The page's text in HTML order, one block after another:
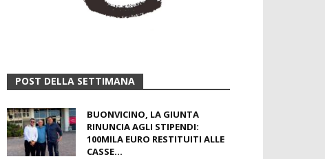
POST DELLA SETTIMANA
BUONVICINO, LA GIUNTA
RINUNCIA AGLI STIPENDI:
100MILA EURO RESTITUITI ALLE
CASSE...